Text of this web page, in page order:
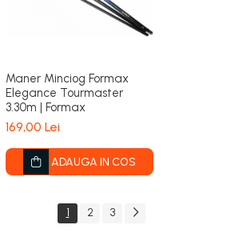
Maner Minciog Formax
Elegance Tourmaster
3.30m | Formax
169,00 Lei
ADAUGA IN COS
1 2 3